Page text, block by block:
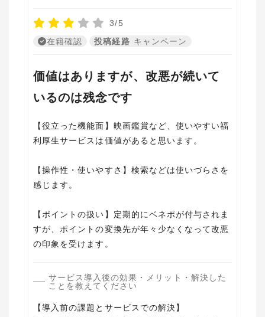
3/5
在籍確認
投稿経路 キャンペーン
価値はありますが、改悪が続いて
いるのは残念です
【役立った機能面】映画鑑賞など、使いやすい福
利厚生サービスは価値があると思います。
【操作性・使いやすさ】検索などは使いづらさを
感じます。
【ポイントの扱い】定期的にベネポが付与されま
すが、ポイントの変換先が年々少なくなって改悪
の印象を受けます。
サービス導入後の効果・メリット・解決した
ことを教えてください
【導入前の課題とサービスでの解決】